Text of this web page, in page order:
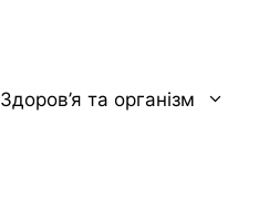
Здоров’я та організм